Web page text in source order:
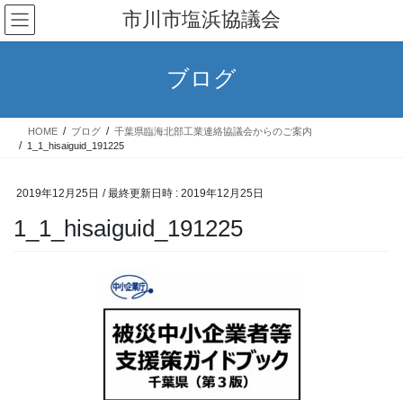
コ
ン
テ
ス
ナ
ビ
ゲ
ン
市川市塩浜協議会
ブログ
HOME ブログ
千葉県臨海北部工業連絡協議会からのご案内
1_1_hisaiguid_191225
2019年12月25日 / 最終更新日時 : 2019年12月25日
1_1_hisaiguid_191225